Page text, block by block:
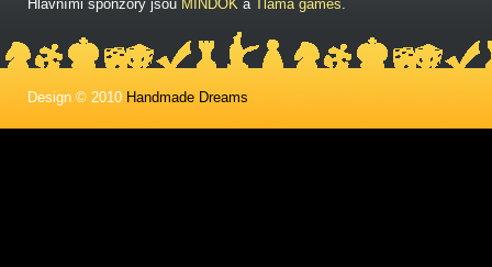
Hlavními sponzory jsou MINDOK a Tlama games.
Design © 2010 Handmade Dreams